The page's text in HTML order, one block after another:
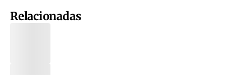
Relacionadas